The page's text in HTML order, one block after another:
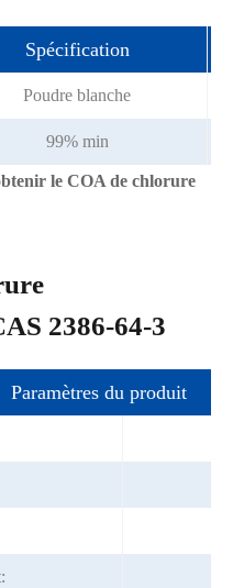
Spécification
Poudre blanche
99% min
le COA de chlorure
2386-64-3
Paramètres du produit